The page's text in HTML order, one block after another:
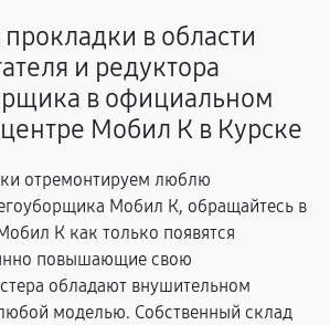
в области
и редуктора
в официальном
Мобил К в Курске
отремонтируем люблю
Мобил К, обращайтесь в
К как только появятся
повышающие свою
обладают внушительном
моделью. Собственный склад